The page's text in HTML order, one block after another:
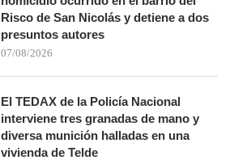
Risco de San Nicolás y detiene a dos
presuntos autores
07/08/2026
El TEDAX de la Policía Nacional
interviene tres granadas de mano y
diversa munición halladas en una
vivienda de Telde